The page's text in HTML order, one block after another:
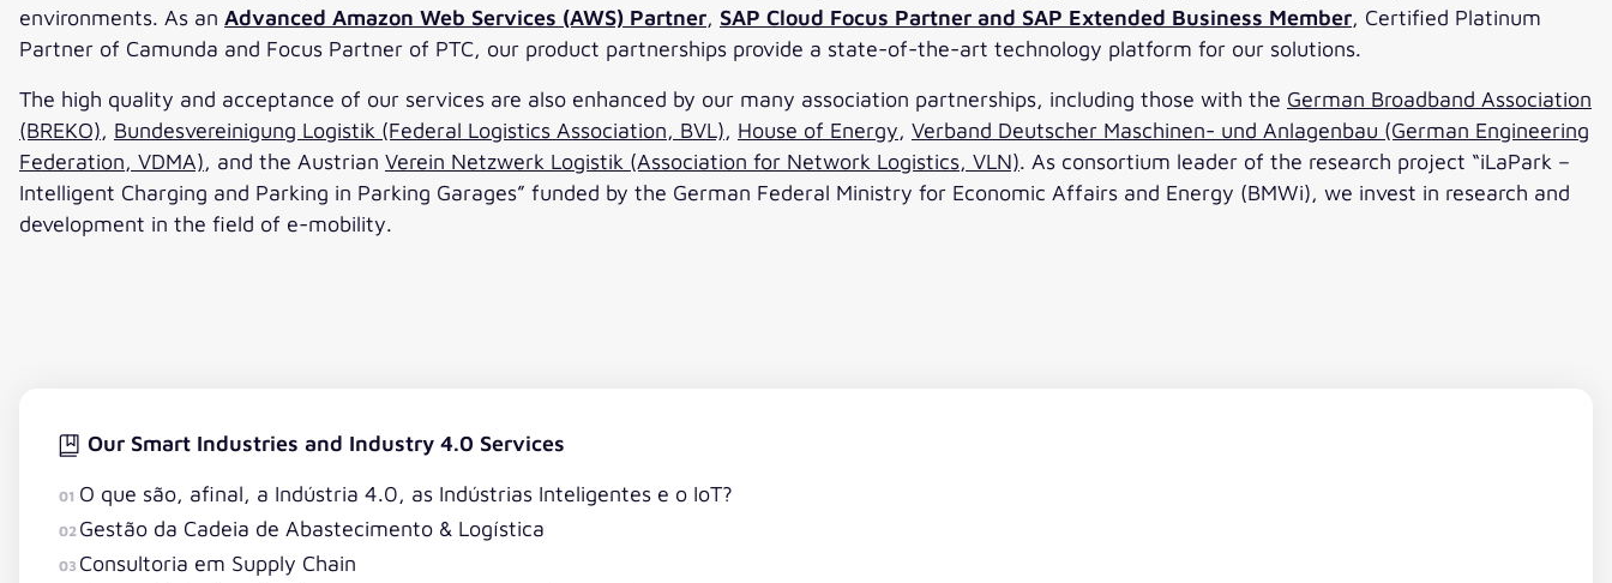
environments. As an Advanced Amazon Web Services (AWS) Partner, SAP Cloud Focus Partner and SAP Extended Business Member, Certified Platinum
Partner of Camunda and Focus Partner of PTC, our product partnerships provide a state-of-the-art technology platform for our solutions.
The high quality and acceptance of our services are also enhanced by our many association partnerships, including those with the German Broadband Association
(BREKO), Bundesvereinigung Logistik (Federal Logistics Association, BVL), House of Energy, Verband Deutscher Maschinen- und Anlagenbau (German Engineering
Federation, VDMA), and the Austrian Verein Netzwerk Logistik (Association for Network Logistics, VLN). As consortium leader of the research project “iLaPark –
Intelligent Charging and Parking in Parking Garages” funded by the German Federal Ministry for Economic Affairs and Energy (BMWi), we invest in research and
development in the field of e-mobility.
Our Smart Industries and Industry 4.0 Services
01 O que são, afinal, a Indústria 4.0, as Indústrias Inteligentes e o IoT?
02 Gestão da Cadeia de Abastecimento & Logística
03 Consultoria em Supply Chain